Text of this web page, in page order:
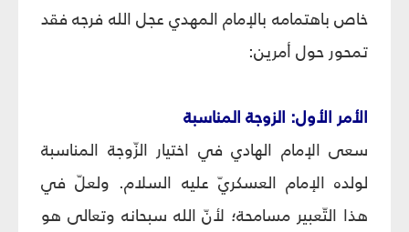
خاص باهتمامه بالإمام المهدي عجل الله فرجه فقد
تمحور حول أمرين:
الأمر الأول: الزوجة المناسبة
سعى الإمام الهادي في اختيار الزّوجة المناسبة
لولده الإمام العسكريّ عليه السلام. ولعلّ في
هذا التّعبير مسامحة؛ لأنّ الله سبحانه وتعالى هو